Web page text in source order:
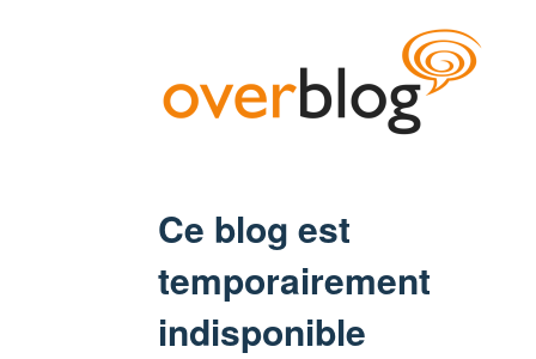
Ce blog est
temporairement
indisponible